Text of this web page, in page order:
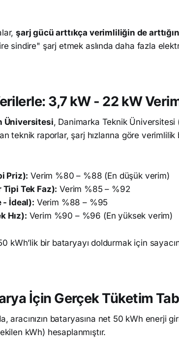
şarj gücü arttıkça verimliliğin de
sindire" şarj etmek aslında daha fazla
3,7 kW - 22 kW
Üniversitesi, Danimarka Teknik Üniversitesi
teknik raporlar, şarj hızlarına göre verimlilik
Priz): Verim %80 – %88 (En düşük verim)
Tipi Tek Faz): Verim %85 – %92
- İdeal): Verim %88 – %95
Hız): Verim %90 – %96 (En yüksek verim)
kWh’lik bir bataryayı doldurmak için
İçin Gerçek Tüketim
aracınızın bataryasına net 50 kWh enerji
kWh) hesaplanmıştır.